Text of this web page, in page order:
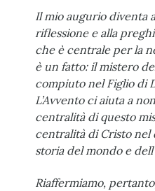
Il mio augurio diventa
riflessione e alla
che è centrale per la
è un fatto: il mistero
compiuto nel Figlio di
L’Avvento ci aiuta a
centralità di questo
centralità di Cristo nel
storia del mondo e
Riaffermiamo,